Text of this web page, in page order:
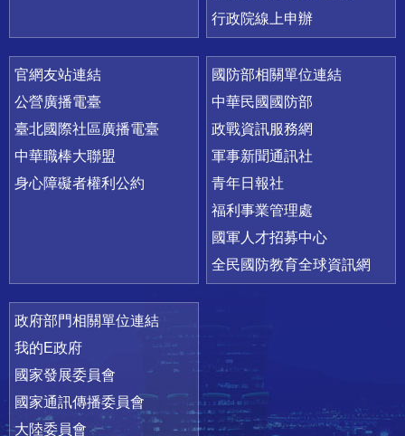
行政院線上申辦
官網友站連結
公營廣播電臺
臺北國際社區廣播電臺
中華職棒大聯盟
身心障礙者權利公約
國防部相關單位連結
中華民國國防部
政戰資訊服務網
軍事新聞通訊社
青年日報社
福利事業管理處
國軍人才招募中心
全民國防教育全球資訊網
政府部門相關單位連結
我的E政府
國家發展委員會
國家通訊傳播委員會
大陸委員會